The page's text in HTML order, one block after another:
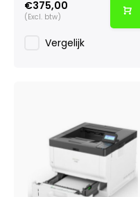
€375,00
(Excl. btw)
Vergelijk